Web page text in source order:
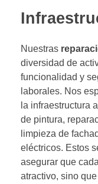
Nuestras
diversidad de
funcionalidad y
laborales. Nos
la infraestructura
de pintura,
limpieza de
eléctricos. Estos
asegurar que
atractivo, sino